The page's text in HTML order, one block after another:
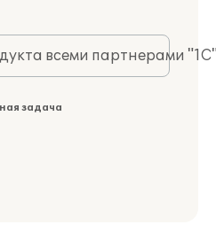
всеми партнерами
задача